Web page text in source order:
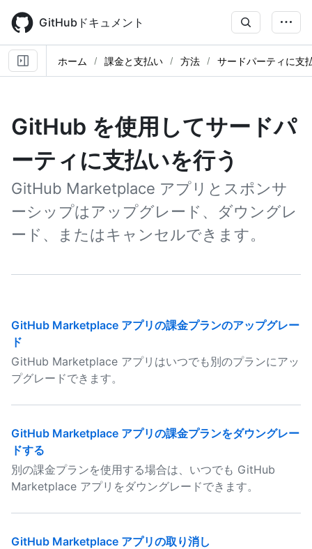
main
content
GitHubドキュメント
ホーム 課金と支払い 方法 サードパーティに支
GitHub を使用してサードパ
ーティに支払いを行う
GitHub Marketplace アプリとスポンサ
ーシップはアップグレード、ダウングレ
ード、またはキャンセルできます。
GitHub Marketplace アプリの課金プランのアップグレー
ド
GitHub Marketplace アプリはいつでも別のプランにアッ
プグレードできます。
GitHub Marketplace アプリの課金プランをダウングレー
ドする
別の課金プランを使用する場合は、いつでも GitHub
Marketplace アプリをダウングレードできます。
GitHub Marketplace アプリの取り消し